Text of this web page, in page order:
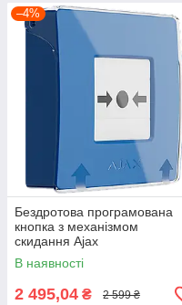
–4%
Бездротова програмована
кнопка з механізмом
скидання Ajax
ManualCallPoint Jeweller Blue
В наявності
2 495,04 ₴ 2 599 ₴